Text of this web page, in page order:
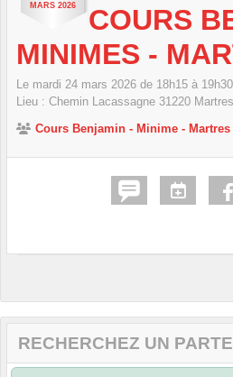
MARS 2026
COURS
MINIMES -
Le mardi 24 mars 2026 de 18h15 à 19h30
Lieu : Chemin Lacassagne 31220
Cours Benjamin - Minime - Martres
RECHERCHEZ UN